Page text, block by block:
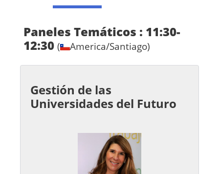
Paneles Temáticos : 11:30-
12:30 ( America/Santiago)
Gestión de las
Universidades del Futuro